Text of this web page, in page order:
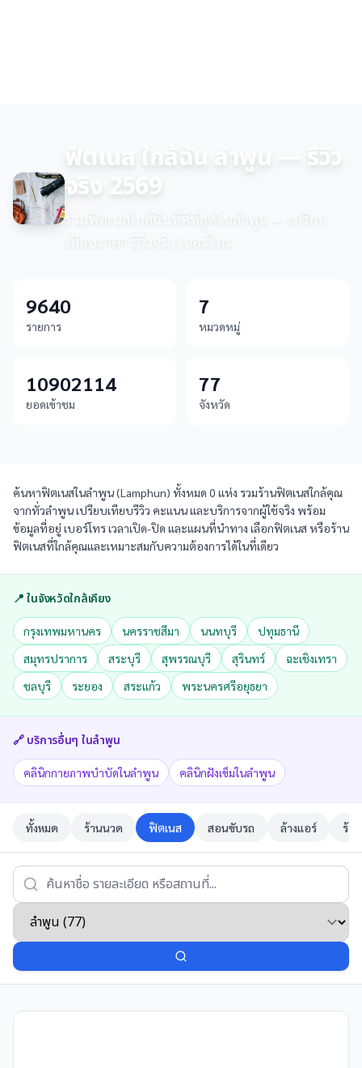
ฟิตเนส ใกล้ฉัน ลำพูน — รีวิว
จริง 2569
รวมฟิตเนสใกล้ฉันที่ดีที่สุดในลำพูน — เปรียบ
เทียบราคา รีวิวจริง เบอร์โทร
9640
รายการ
7
หมวดหมู่
10902114
ยอดเข้าชม
77
จังหวัด
ค้นหาฟิตเนสในลำพูน (Lamphun) ทั้งหมด 0 แห่ง รวมร้านฟิตเนสใกล้คุณ
จากทั่วลำพูน เปรียบเทียบรีวิว คะแนน และบริการจากผู้ใช้จริง พร้อม
ข้อมูลที่อยู่ เบอร์โทร เวลาเปิด-ปิด และแผนที่นำทาง เลือกฟิตเนส หรือร้าน
ฟิตเนสที่ใกล้คุณและเหมาะสมกับความต้องการได้ในที่เดียว
📍 ในจังหวัดใกล้เคียง
กรุงเทพมหานคร นครราชสีมา นนทบุรี
ปทุมธานี
สมุทรปราการ
สระบุรี สุพรรณบุรี สุรินทร์
ฉะเชิงเทรา
ชลบุรี
ระยอง สระแก้ว พระนครศรีอยุธยา
🔗 บริการอื่นๆ ในลำพูน
คลินิกกายภาพบำบัดในลำพูน คลินิกฝังเข็มในลำพูน
ทั้งหมด ร้านนวด ฟิตเนส สอนขับรถ ล้างแอร์ ร้า